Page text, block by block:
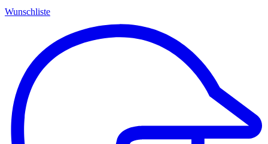
Wunschliste